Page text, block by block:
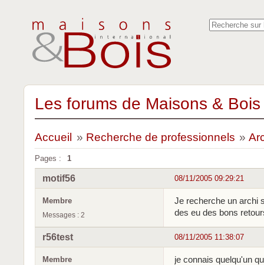
Les forums de Maisons &
Accueil » Recherche de professionnels »
Pages : 1
08/11/2005 09:29:21
motif56
Membre
Messages : 2
Je recherche un archi
des eu des bons
08/11/2005 11:38:07
r56test
Membre
je connais quelqu'un